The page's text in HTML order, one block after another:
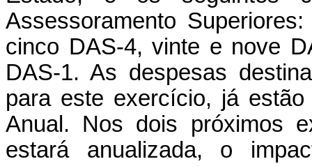
Assessoramento
cinco DAS-4, vinte e nove
DAS-1. As despesas
para este exercício, já
Anual. Nos dois próximos
estará anualizada, o